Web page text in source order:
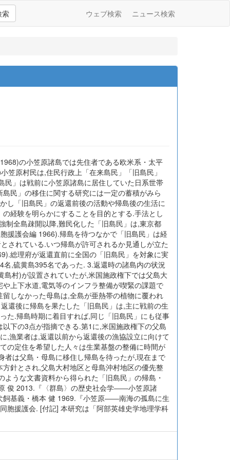
索 ウェブ検索 ニュース検索
の小笠原諸島では先住者である欧米系・太平
笠原村民は,住民行政上「在来島民」「旧島民」
民」は戦前に小笠原諸島に居住していた日系世帯
民」の移住に関する研究には一定の蓄積がみら
し「旧島民」の返還前後の活動や帰島後の生活に
経験を明らかにすることを目的とする.手法とし
制全島疎開以降,難民化した「旧島民」は,東京都
援護会編 1966).帰島を待つなかで「旧島民」は経
されている.いつ帰島が許可されるか見通しが立た
総理府が返還直前に全国の「旧島民」を対象に実
,硫黄島395名であった. 3.返還時の諸島内の状況
村)が設置されていたが,米国施政権下では父島大
上下水道,電気等のインフラ整備が喫緊の課題で
しなかった母島は,全島が亜熱帯の植物に覆われ
還後に帰島を果たした「旧島民」は,主に戦前の生
た.帰島時期に着目すれば,同じ「旧島民」にも従事
下の3点が指摘できる.第1に,米国施政権下の父島
,漁業者は,返還以前から返還後の漁協設立に向けて
の定住を希望した人々は生業基盤の整備に時間が
は父島・母島に移住し帰島を待ったが,現在まで
針とされ,父島大村地区と母島沖村地区の優先整
うな文書資料から得られた「旧島民」の帰島・
俊 2013.『〈群島〉の歴史社会学――小笠原諸
飼基義・橋本 健 1969.『小笠原――南海の孤島に生
胞援護会. [付記] 本研究は「阿部英雄史学地理学科